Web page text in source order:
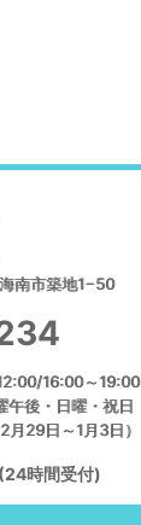
南市築地1−50
16:00～19:00
午後・日曜・祝日
月29日～1月3日）
時間受付)